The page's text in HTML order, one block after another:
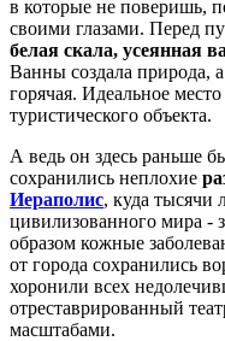
в которые не поверишь,
своими глазами. Перед
белая скала, усеянная
Ванны создала природа,
горячая. Идеальное
туристического объекта.
А ведь он здесь раньше
сохранились неплохие
Иераполис, куда тысячи
цивилизованного мира -
образом кожные
от города сохранились
хоронили всех
отреставрированный
масштабами.